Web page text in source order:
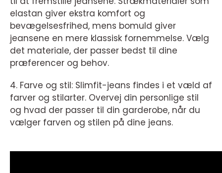
elastan giver ekstra komfort og
bevægelsesfrihed, mens bomuld giver
jeansene en mere klassisk fornemmelse. Vælg
det materiale, der passer bedst til dine
præferencer og behov.
4. Farve og stil: Slimfit-jeans findes i et væld af
farver og stilarter. Overvej din personlige stil
og hvad der passer til din garderobe, når du
vælger farven og stilen på dine jeans.